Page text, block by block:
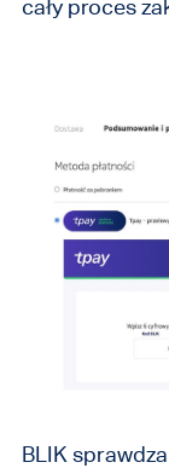
cały proces
BLIK